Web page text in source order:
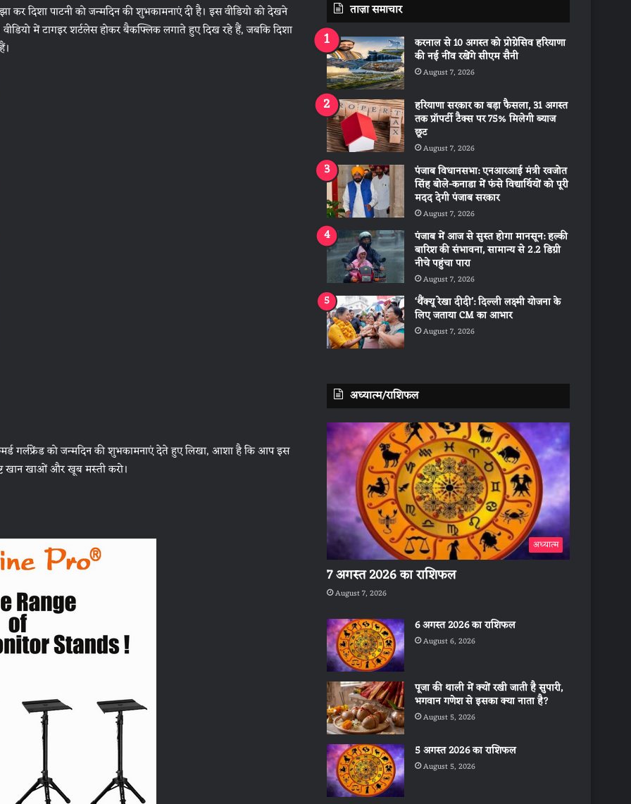
कर दिशा पाटनी को जन्मदिन की शुभकामनाएं दी है। इस वीडियो को देखने
में टागइर शर्टलेस होकर बैकफ्लिक लगाते हुए दिख रहे हैं, जबकि दिशा
गर्लफ्रेंड को जन्मदिन की शुभकामनाएं देते हुए लिखा, आशा है कि आप इस
खान खाओं और खूब मस्ती करो।
ताज़ा समाचार
करनाल से 10 अगस्त को प्रोग्रेसिव हरियाणा
की नई नींव रखेंगे सीएम सैनी
August 7, 2026
हरियाणा सरकार का बड़ा फैसला, 31 अगस्त
तक प्रॉपर्टी टैक्स पर 75% मिलेगी ब्याज
छूट
August 7, 2026
पंजाब विधानसभा: एनआरआई मंत्री रवजोत
सिंह बोले-कनाडा में फंसे विद्यार्थियों को पूरी
मदद देगी पंजाब सरकार
August 7, 2026
पंजाब में आज से सुस्त होगा मानसून: हल्की
बारिश की संभावना, सामान्य से 2.2 डिग्री
नीचे पहुंचा पारा
August 7, 2026
‘थैंक्यू रेखा दीदी’: दिल्ली लक्ष्मी योजना के
लिए जताया CM का आभार
August 7, 2026
अध्यात्म/राशिफल
अध्यात्म
7 अगस्त 2026 का राशिफल
August 7, 2026
6 अगस्त 2026 का राशिफल
August 6, 2026
पूजा की थाली में क्यों रखी जाती है सुपारी,
भगवान गणेश से इसका क्या नाता है?
August 5, 2026
5 अगस्त 2026 का राशिफल
August 5, 2026